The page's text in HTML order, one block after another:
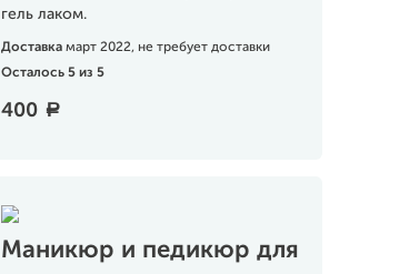
гель лаком.
Доставка март 2022, не требует доставки
Осталось 5 из 5
400 a
Маникюр и педикюр для